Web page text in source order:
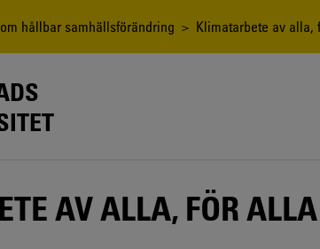
hållbar samhällsförändring > Klimatarbete av alla,
AV ALLA, FÖR ALLA